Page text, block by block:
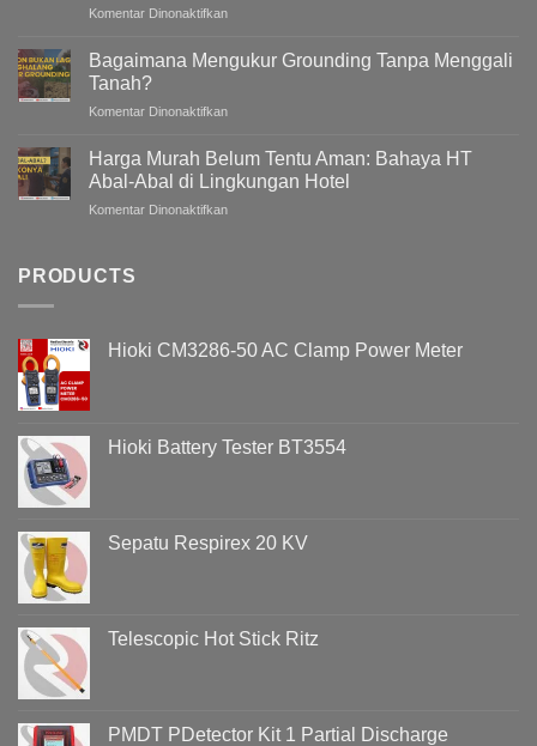
(AHF)
Sistem
Kelistrikan
Komentar Dinonaktifkanpada
Tegangan
Listrik
/
Meningkat
Pada
Malam
Hari
&
Hioki
Bagaimana Mengukur Grounding Tanpa Menggali
Tanah?
Komentar Dinonaktifkanpada
Mengukur
Grounding
Tanpa
Menggali
Harga Murah Belum Tentu Aman: Bahaya HT
Abal-Abal di Lingkungan Hotel
Komentar Dinonaktifkanpada
HT
Hotel
PRODUCTS
Hioki CM3286-50 AC Clamp Power Meter
Hioki Battery Tester BT3554
Sepatu Respirex 20 KV
Telescopic Hot Stick Ritz
PMDT PDetector Kit 1 Partial Discharge